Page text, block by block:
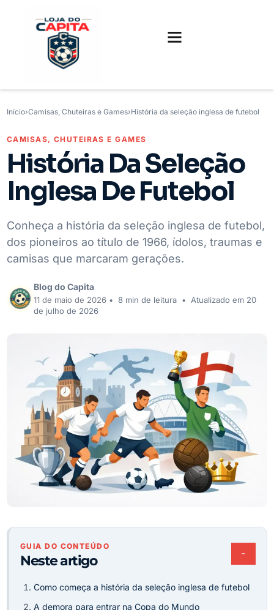
Início›Camisas, Chuteiras e Games›História da seleção inglesa de futebol
CAMISAS, CHUTEIRAS E GAMES
História Da Seleção
Inglesa De Futebol
Conheça a história da seleção inglesa de futebol,
dos pioneiros ao título de 1966, ídolos, traumas e
camisas que marcaram gerações.
Blog do Capita
11 de maio de 2026 • 8 min de leitura •
Atualizado em 20
de julho de 2026
GUIA DO CONTEÚDO
Neste artigo −
Como começa a história da seleção inglesa de futebol
A demora para entrar na Copa do Mundo